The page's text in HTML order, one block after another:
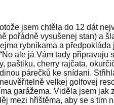
jsem chtěla do 12 dát
pořádně vysušenej stan) a
rybníkama a
ale já Vám tady
paštiku, cherry rajčata,
párečků ke snídani.
velkej golfovej
garážema. Viděla jsem
mezi hřištěma, aby se s tim